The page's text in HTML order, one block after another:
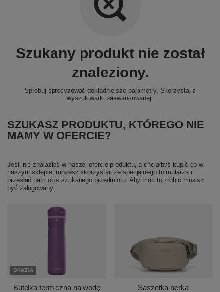
Szukany produkt nie został
znaleziony.
Spróbuj sprecyzować dokładniejsze parametry. Skorzystaj z
wyszukiwarki zaawansowanej.
SZUKASZ PRODUKTU, KTÓREGO NIE
MAMY W OFERCIE?
Jeśli nie znalazłeś w naszej ofercie produktu, a chciałbyś kupić go w
naszym sklepie, możesz skorzystać ze specjalnego formularza i
przesłać nam opis szukanego przedmiotu. Aby móc to zrobić musisz
być zalogowany.
OKAZJA
Butelka termiczna na wodę
Saszetka nerka